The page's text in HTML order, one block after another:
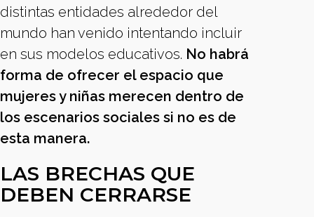
distintas entidades alrededor del
mundo han venido intentando incluir
en sus modelos educativos. No habrá
forma de ofrecer el espacio que
mujeres y niñas merecen dentro de
los escenarios sociales si no es de
esta manera.
LAS BRECHAS QUE
DEBEN CERRARSE